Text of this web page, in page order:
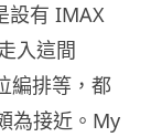
設有 IMAX
入這間
編排等，都
為接近。My